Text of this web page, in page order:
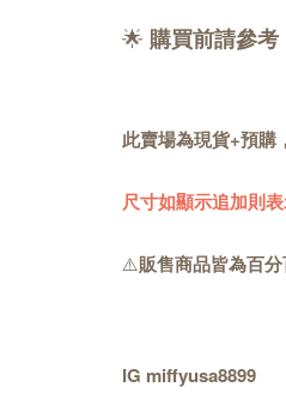
🌟 購買前請參考
此賣場為現貨+預購
尺寸如顯示追加則
⚠️販售商品皆為百
IG miffyusa8899